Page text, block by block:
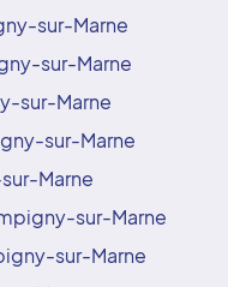
sur-Marne
sur-Marne
sur-Marne
sur-Marne
Marne
sur-Marne
sur-Marne